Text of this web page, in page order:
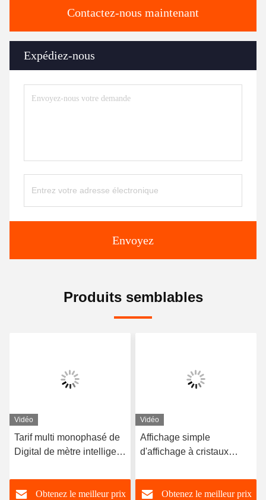
Contactez-nous maintenant
Expédiez-nous
Envoyez
Produits semblables
Vidéo
Tarif multi monophasé de
Digital de mètre intelligent
électrique NOTA: Wifi
Obtenez le meilleur prix
Vidéo
Affichage simple
d'affichage à cristaux
d'avance par Digital
d'énergie électronique de
Obtenez le meilleur prix